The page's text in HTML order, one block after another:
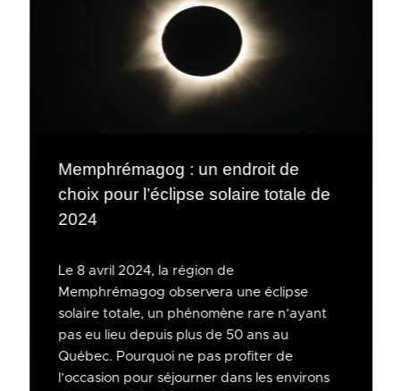
Memphrémagog : un endroit de
choix pour l’éclipse solaire totale de
2024
Le 8 avril 2024, la région de
Memphrémagog observera une éclipse
solaire totale, un phénomène rare n’ayant
pas eu lieu depuis plus de 50 ans au
Québec. Pourquoi ne pas profiter de
l’occasion pour séjourner dans les environs